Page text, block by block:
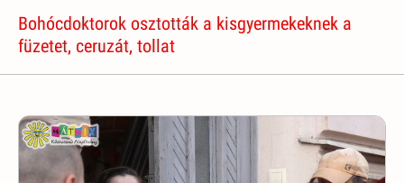
Bohócdoktorok osztották a kisgyermekeknek a
füzetet, ceruzát, tollat